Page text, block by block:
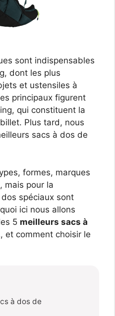
sont indispensables
dont les plus
et ustensiles à
principaux figurent
qui constituent la
Plus tard, nous
sacs à dos de
formes, marques
mais pour la
spéciaux sont
ici nous allons
5 meilleurs sacs à
, et comment choisir le
à dos de